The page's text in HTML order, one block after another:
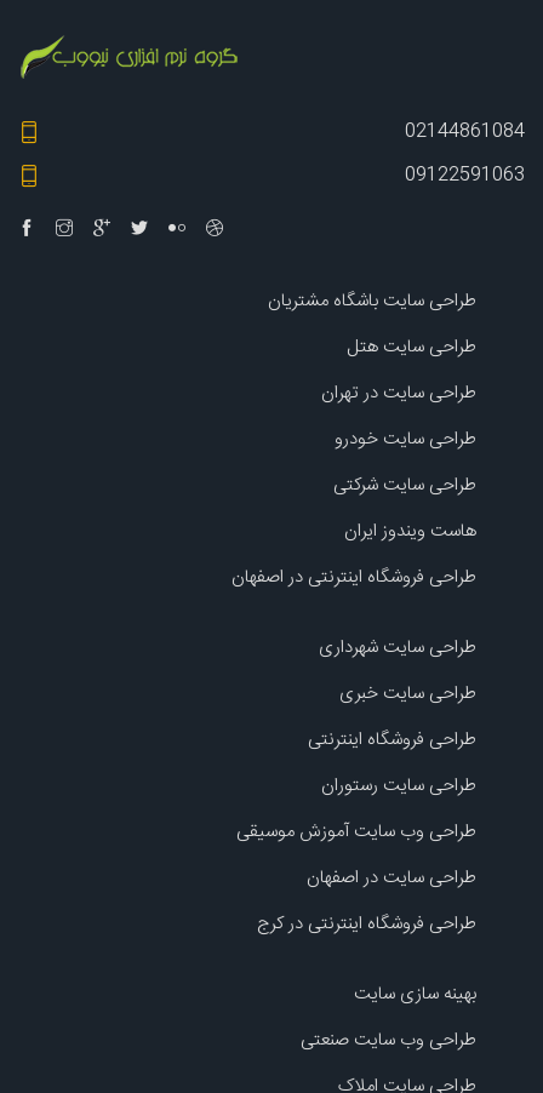
02144861084
09122591063
طراحی سایت باشگاه مشتریان
طراحی سایت هتل
طراحی سایت در تهران
طراحی سایت خودرو
طراحی سایت شرکتی
هاست ویندوز ایران
طراحی فروشگاه اینترنتی در اصفهان
طراحی سایت شهرداری
طراحی سایت خبری
طراحی فروشگاه اینترنتی
طراحی سایت رستوران
طراحی وب سایت آموزش موسیقی
طراحی سایت در اصفهان
طراحی فروشگاه اینترنتی در کرج
بهینه سازی سایت
طراحی وب سایت صنعتی
طراحی سایت املاک